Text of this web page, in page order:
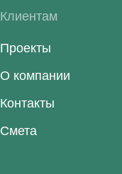
Клиентам
Проекты
О компании
Контакты
Смета